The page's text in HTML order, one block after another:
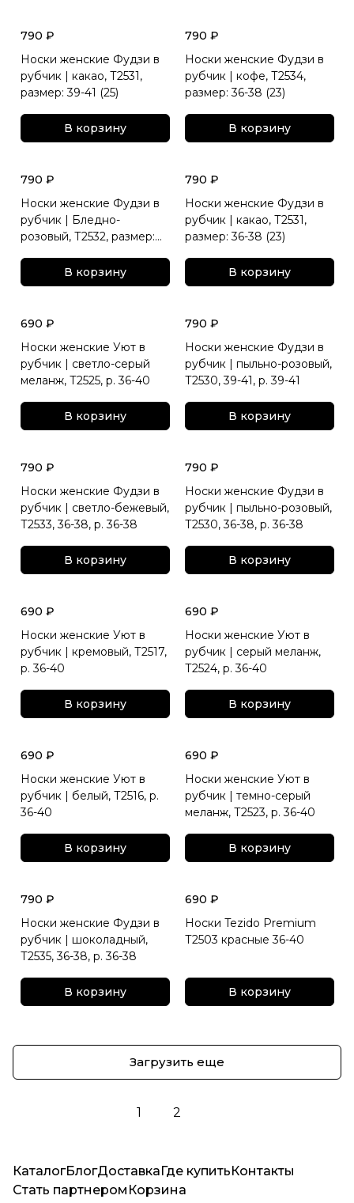
790 ₽
Носки женские Фудзи в
рубчик | какао, Т2531,
размер: 39-41 (25)
В корзину
790 ₽
Носки женские Фудзи в
рубчик | кофе, Т2534,
размер: 36-38 (23)
В корзину
790 ₽
Носки женские Фудзи в
рубчик | Бледно-
розовый, Т2532, размер:
В корзину
790 ₽
Носки женские Фудзи в
рубчик | какао, Т2531,
размер: 36-38 (23)
В корзину
690 ₽
Носки женские Уют в
рубчик | светло-серый
меланж, Т2525, р. 36-40
В корзину
790 ₽
Носки женские Фудзи в
рубчик | пыльно-розовый,
Т2530, 39-41, р. 39-41
В корзину
790 ₽
Носки женские Фудзи в
рубчик | светло-бежевый,
Т2533, 36-38, р. 36-38
В корзину
790 ₽
Носки женские Фудзи в
рубчик | пыльно-розовый,
Т2530, 36-38, р. 36-38
В корзину
690 ₽
Носки женские Уют в
рубчик | кремовый, Т2517,
р. 36-40
В корзину
690 ₽
Носки женские Уют в
рубчик | серый меланж,
Т2524, р. 36-40
В корзину
690 ₽
Носки женские Уют в
рубчик | белый, Т2516, р.
36-40
В корзину
690 ₽
Носки женские Уют в
рубчик | темно-серый
меланж, Т2523, р. 36-40
В корзину
790 ₽
Носки женские Фудзи в
рубчик | шоколадный,
Т2535, 36-38, р. 36-38
В корзину
690 ₽
Носки Tezido Premium
Т2503 красные 36-40
В корзину
Загрузить еще
1 2
КаталогБлогДоставкаГде купитьКонтакты
Стать партнером Корзина